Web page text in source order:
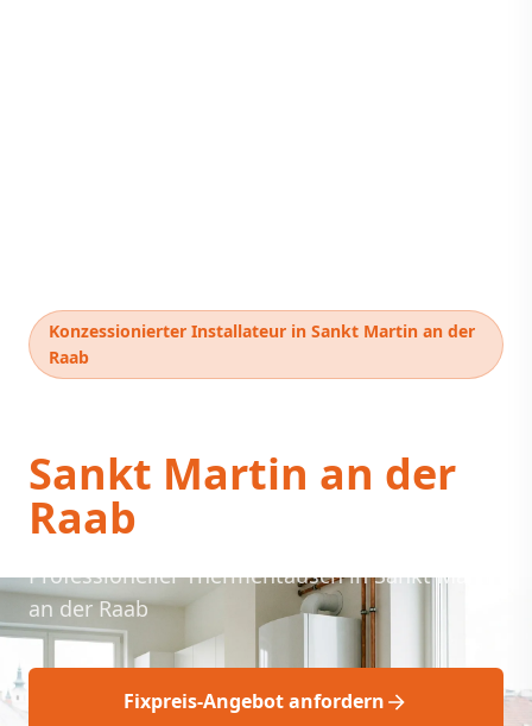
Konzessionierter Installateur in Sankt Martin an der
Raab
Sankt Martin an der
Raab
Professioneller Thermentausch in Sankt Martin
an der Raab
Fixpreis-Angebot anfordern